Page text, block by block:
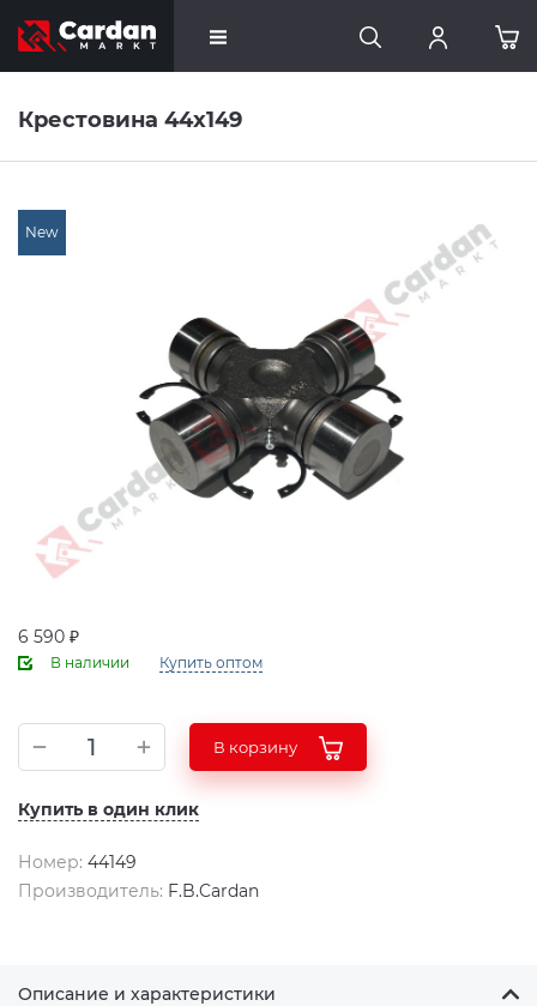
Крестовина 44x149
New
6 590 ₽
В наличии Купить оптом
В корзину
Купить в один клик
Номер: 44149
Производитель: F.B.Cardan
Описание и характеристики